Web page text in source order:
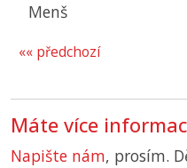
Menš
«« předchozí
Máte více
Napište nám, prosím.